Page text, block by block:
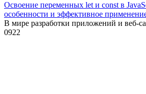
Освоение переменных let и const в
особенности и эффективное
В мире разработки приложений и веб-
0922